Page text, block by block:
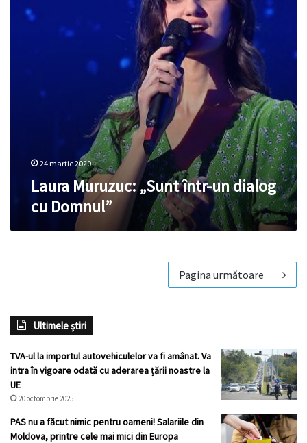
24 martie 2020
Laura Muruzuc: „Sunt într-un dialog
cu Domnul”
Pagina următoare
Ultimele știri
TVA-ul la importul autovehiculelor va fi amânat. Va
intra în vigoare odată cu aderarea țării noastre la
UE
20 octombrie 2025
PAS nu a făcut nimic pentru oameni! Salariile din
Moldova, printre cele mai mici din Europa